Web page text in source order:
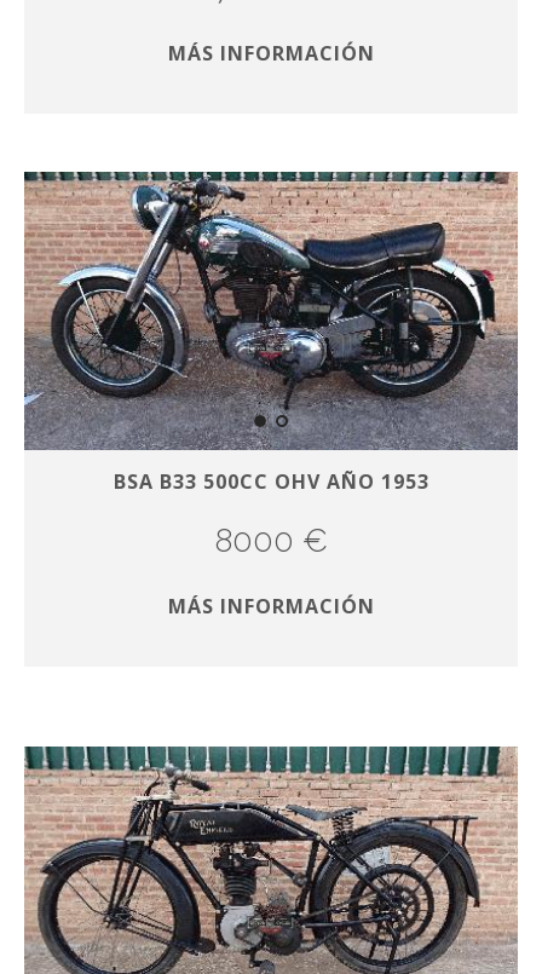
MÁS INFORMACIÓN
BSA B33 500CC OHV AÑO 1953
8000 €
MÁS INFORMACIÓN